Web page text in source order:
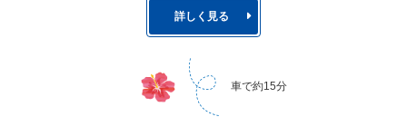
詳しく見る
車で約15分